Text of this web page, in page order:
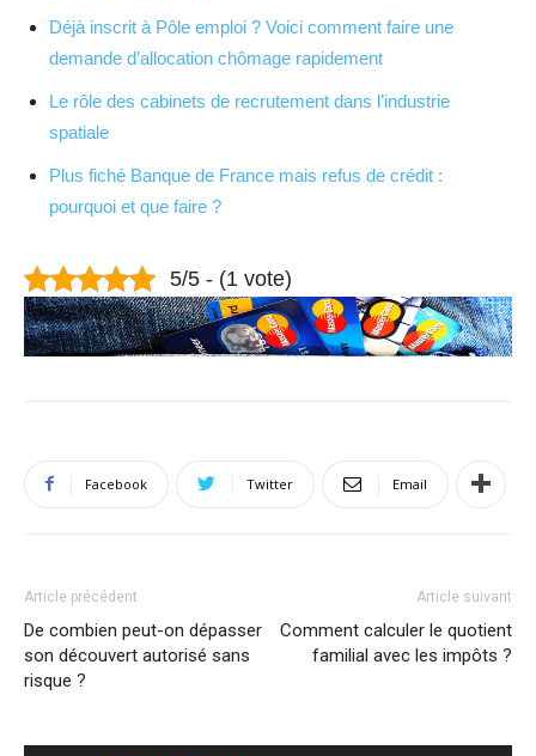
Déjà inscrit à Pôle emploi ? Voici comment faire une
demande d’allocation chômage rapidement
Le rôle des cabinets de recrutement dans l’industrie
spatiale
Plus fiché Banque de France mais refus de crédit :
pourquoi et que faire ?
5/5 - (1 vote)
Facebook Twitter Email
Article précédent
De combien peut-on dépasser
son découvert autorisé sans
risque ?
Article suivant
Comment calculer le quotient
familial avec les impôts ?